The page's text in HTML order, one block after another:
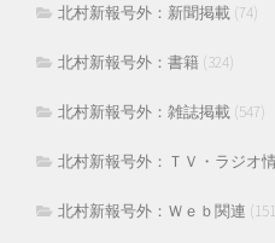
北村新報号外：新聞掲載 (74)
北村新報号外：書籍 (324)
北村新報号外：雑誌掲載 (547)
北村新報号外：ＴＶ・ラジオ
北村新報号外：Ｗｅｂ関連